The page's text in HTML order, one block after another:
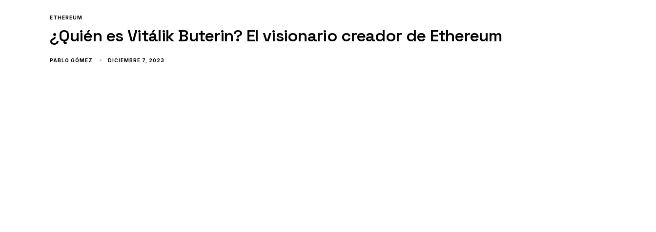
ETHEREUM
¿Quién es Vitálik Buterin? El visionario creador de Ethereum
PABLO GÓMEZ DICIEMBRE 7, 2023